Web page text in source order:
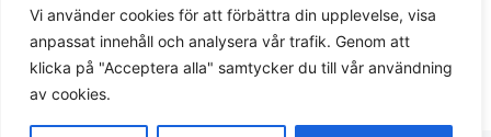
Vi använder cookies för att förbättra din upplevelse, visa
anpassat innehåll och analysera vår trafik. Genom att
klicka på "Acceptera alla" samtycker du till vår användning
av cookies.
Integritetspolicy
© 2026 Lagar.se. Svensk lagtext och juridiska guider.